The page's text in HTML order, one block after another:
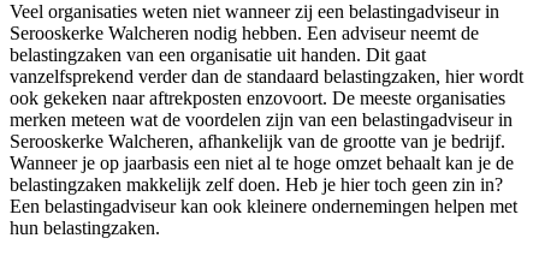
Veel organisaties weten niet wanneer zij een belastingadviseur in
Serooskerke Walcheren nodig hebben. Een adviseur neemt de
belastingzaken van een organisatie uit handen. Dit gaat
vanzelfsprekend verder dan de standaard belastingzaken, hier wordt
ook gekeken naar aftrekposten enzovoort. De meeste organisaties
merken meteen wat de voordelen zijn van een belastingadviseur in
Serooskerke Walcheren, afhankelijk van de grootte van je bedrijf.
Wanneer je op jaarbasis een niet al te hoge omzet behaalt kan je de
belastingzaken makkelijk zelf doen. Heb je hier toch geen zin in?
Een belastingadviseur kan ook kleinere ondernemingen helpen met
hun belastingzaken.